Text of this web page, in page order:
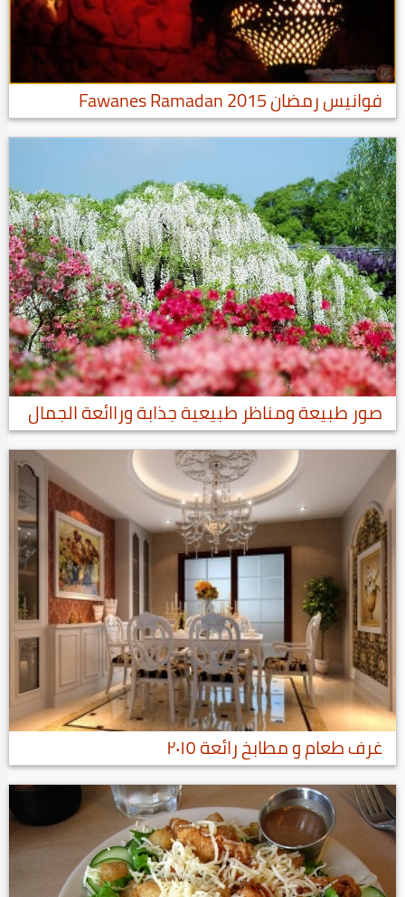
فوانيس رمضان Fawanes Ramadan 2015
صور طبيعة ومناظر طبيعية جذابة وراائعة الجمال
غرف طعام و مطابخ رائعة ٢٠١٥